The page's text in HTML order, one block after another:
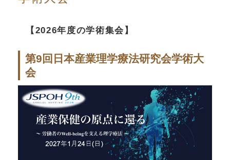
【2026年度の学術集会】
第9回日本産業理学療法研究会学術大
会